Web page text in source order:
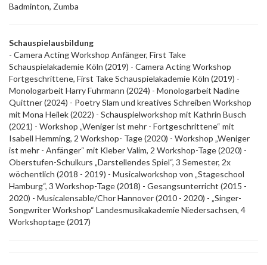
Badminton, Zumba
Schauspielausbildung
- Camera Acting Workshop Anfänger, First Take
Schauspielakademie Köln (2019) - Camera Acting Workshop
Fortgeschrittene, First Take Schauspielakademie Köln (2019) -
Monologarbeit Harry Fuhrmann (2024) - Monologarbeit Nadine
Quittner (2024) - Poetry Slam und kreatives Schreiben Workshop
mit Mona Heilek (2022) - Schauspielworkshop mit Kathrin Busch
(2021) - Workshop „Weniger ist mehr - Fortgeschrittene“ mit
Isabell Hemming, 2 Workshop- Tage (2020) - Workshop „Weniger
ist mehr - Anfänger“ mit Kleber Valim, 2 Workshop-Tage (2020) -
Oberstufen-Schulkurs „Darstellendes Spiel“, 3 Semester, 2x
wöchentlich (2018 - 2019) - Musicalworkshop von „Stageschool
Hamburg“, 3 Workshop-Tage (2018) - Gesangsunterricht (2015 -
2020) - Musicalensable/Chor Hannover (2010 - 2020) - „Singer-
Songwriter Workshop“ Landesmusikakademie Niedersachsen, 4
Workshoptage (2017)